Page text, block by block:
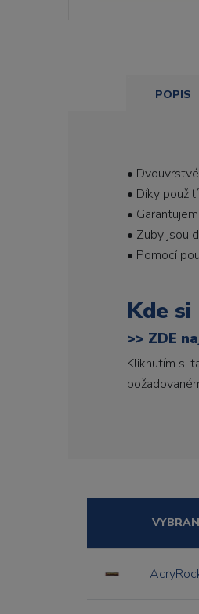
POPIS
•
• Díky
•
• Zuby jsou
• Pomocí
Kde
>> ZDE
Kliknutím si